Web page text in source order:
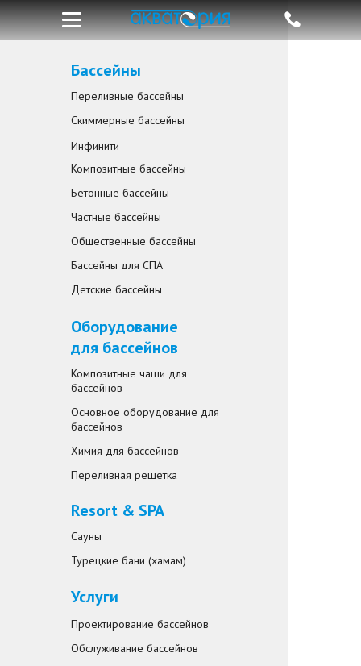
Бассейны
Переливные бассейны
Скиммерные бассейны
Инфинити
Композитные бассейны
Бетонные бассейны
Частные бассейны
Общественные бассейны
Бассейны для СПА
Детские бассейны
Оборудование
для бассейнов
Композитные чаши для
бассейнов
Основное оборудование для
бассейнов
Химия для бассейнов
Переливная решетка
Resort & SPA
Сауны
Турецкие бани (хамам)
Услуги
Проектирование бассейнов
Обслуживание бассейнов